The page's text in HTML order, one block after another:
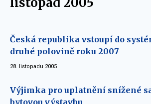
Česká republika vstoupí do
druhé polovině roku 2007
28. listopadu 2005
Výjimka pro uplatnění snížené